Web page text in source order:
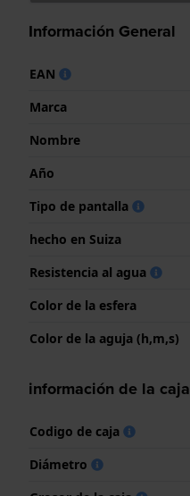
Información General
EAN
Marca
Nombre
Año
Tipo de pantalla
hecho en Suiza
Resistencia al agua
Color de la esfera
Color de la aguja (h,m,s)
información de la caja
Codigo de caja
Diámetro